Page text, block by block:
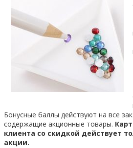
Бонусные баллы действуют на все
содержащие акционные товары.
клиента со скидкой действует
акции.